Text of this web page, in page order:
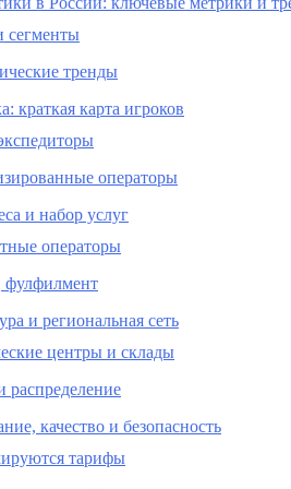
сегменты
тренды
краткая карта игроков
операторы
и набор услуг
операторы
фулфилмент
и региональная сеть
центры и склады
распределение
качество и безопасность
тарифы